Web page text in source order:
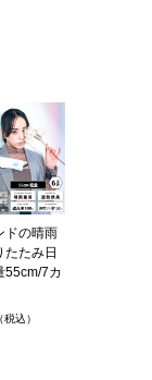
いカバンにも入
ありがたいで
ドの晴雨
たたみ日
55cm/7カ
込）